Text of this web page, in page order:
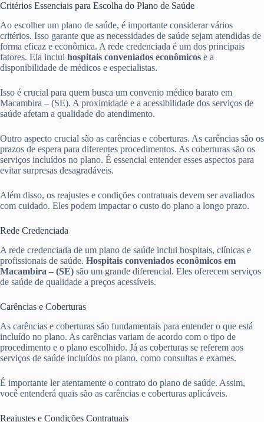
Critérios Essenciais para Escolha do Plano de Saúde
Ao escolher um plano de saúde, é importante considerar vários
critérios. Isso garante que as necessidades de saúde sejam atendidas de
forma eficaz e econômica. A rede credenciada é um dos principais
fatores. Ela inclui hospitais conveniados econômicos e a
disponibilidade de médicos e especialistas.
Isso é crucial para quem busca um convenio médico barato em
Macambira – (SE). A proximidade e a acessibilidade dos serviços de
saúde afetam a qualidade do atendimento.
Outro aspecto crucial são as carências e coberturas. As carências são os
prazos de espera para diferentes procedimentos. As coberturas são os
serviços incluídos no plano. É essencial entender esses aspectos para
evitar surpresas desagradáveis.
Além disso, os reajustes e condições contratuais devem ser avaliados
com cuidado. Eles podem impactar o custo do plano a longo prazo.
Rede Credenciada
A rede credenciada de um plano de saúde inclui hospitais, clínicas e
profissionais de saúde. Hospitais conveniados econômicos em
Macambira – (SE) são um grande diferencial. Eles oferecem serviços
de saúde de qualidade a preços acessíveis.
Carências e Coberturas
As carências e coberturas são fundamentais para entender o que está
incluído no plano. As carências variam de acordo com o tipo de
procedimento e o plano escolhido. Já as coberturas se referem aos
serviços de saúde incluídos no plano, como consultas e exames.
É importante ler atentamente o contrato do plano de saúde. Assim,
você entenderá quais são as carências e coberturas aplicáveis.
Reajustes e Condições Contratuais